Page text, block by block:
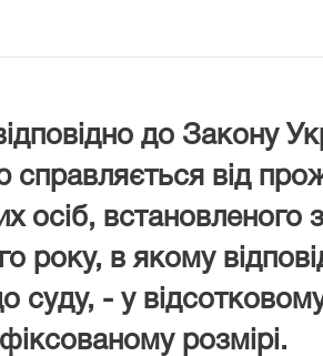
до Закону
справляється від
осіб, встановленого
року, в якому
суду, - у
розмірі.